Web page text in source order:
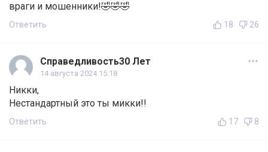
враги и мошенники!🤣🤣🤣
Ответить 18 26
Справедливость30 Лет
14 августа 2024 15:18
Никки,
Нестандартный это ты микки!!
Ответить 17 8